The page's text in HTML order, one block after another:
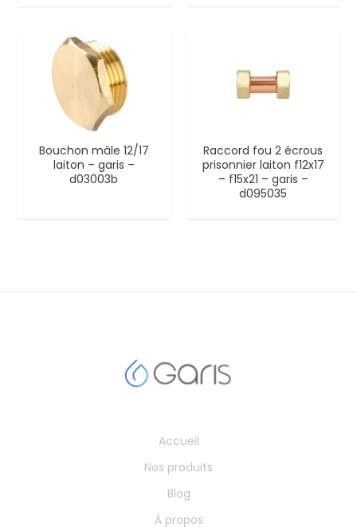
Bouchon mâle 12/17
laiton – garis –
d03003b
Raccord fou 2 écrous
prisonnier laiton f12x17
– f15x21 – garis –
d095035
Accueil
Nos produits
Blog
À propos